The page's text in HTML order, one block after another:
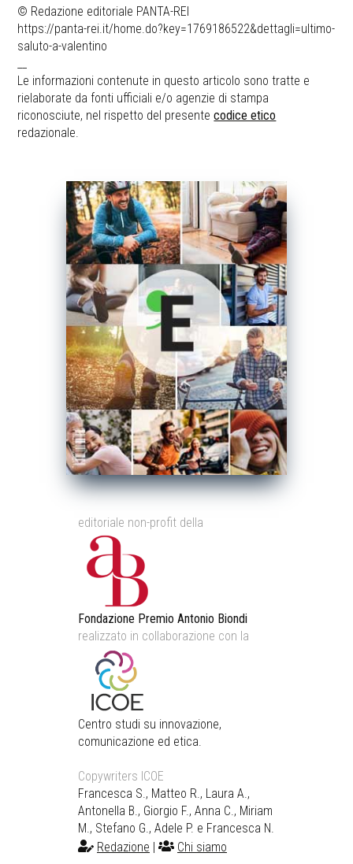
© Redazione editoriale PANTA-REI
https://panta-rei.it/home.do?key=1769186522&dettagli=ultimo-
saluto-a-valentino
Le informazioni contenute in questo articolo sono tratte e
rielaborate da fonti ufficiali e/o agenzie di stampa
riconosciute, nel rispetto del presentecodice etico
redazionale.
editoriale non-profit della
Fondazione Premio Antonio Biondi
realizzato in collaborazione con la
Centro studi su innovazione,
comunicazione ed etica.
Copywriters ICOE
Francesca S., Matteo R., Laura A.,
Antonella B., Giorgio F., Anna C., Miriam
M., Stefano G., Adele P. e Francesca N.
Redazione
Chi siamo